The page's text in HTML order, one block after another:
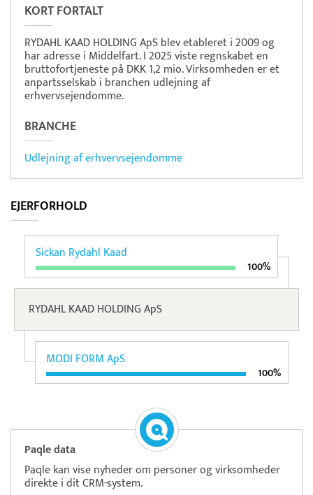
KORT FORTALT
RYDAHL KAAD HOLDING ApS blev etableret i 2009 og
har adresse i Middelfart. I 2025 viste regnskabet en
bruttofortjeneste på DKK 1,2 mio. Virksomheden er et
anpartsselskab i branchen udlejning af
erhvervsejendomme.
BRANCHE
Udlejning af erhvervsejendomme
EJERFORHOLD
Sickan Rydahl Kaad
100%
RYDAHL KAAD HOLDING ApS
MODI FORM ApS
100%
Paqle data
Paqle kan vise nyheder om personer og virksomheder
direkte i dit CRM-system.